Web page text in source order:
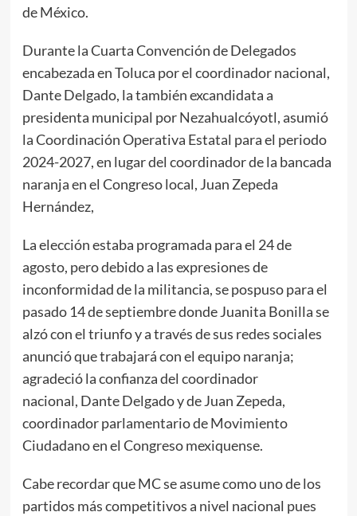
de México.
Durante la Cuarta Convención de Delegados
encabezada en Toluca por el coordinador nacional,
Dante Delgado, la también excandidata a
presidenta municipal por Nezahualcóyotl, asumió
la Coordinación Operativa Estatal para el periodo
2024-2027, en lugar del coordinador de la bancada
naranja en el Congreso local, Juan Zepeda
Hernández,
La elección estaba programada para el 24 de
agosto, pero debido a las expresiones de
inconformidad de la militancia, se pospuso para el
pasado 14 de septiembre donde Juanita Bonilla se
alzó con el triunfo y a través de sus redes sociales
anunció que trabajará con el equipo naranja;
agradeció la confianza del coordinador
nacional, Dante Delgado y de Juan Zepeda,
coordinador parlamentario de Movimiento
Ciudadano en el Congreso mexiquense.
Cabe recordar que MC se asume como uno de los
partidos más competitivos a nivel nacional pues